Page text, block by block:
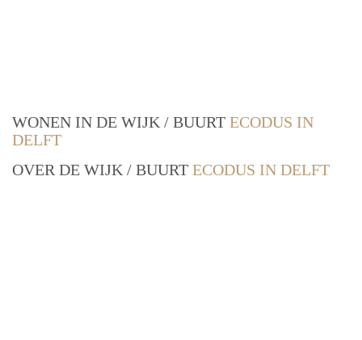
WONEN IN DE WIJK / BUURT ECODUS IN
DELFT
OVER DE WIJK / BUURT ECODUS IN DELFT